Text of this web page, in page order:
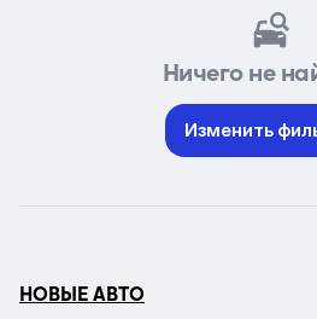
Ничего не
Изменить
НОВЫЕ АВТО